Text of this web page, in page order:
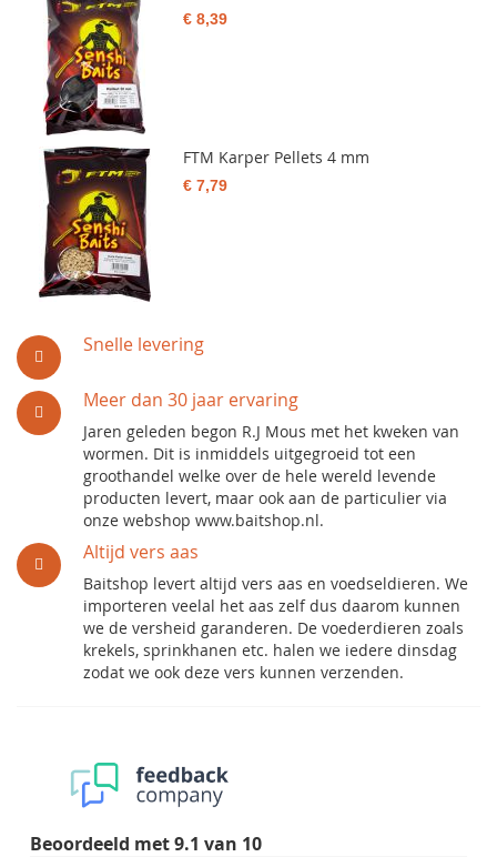
Snelle levering
Meer dan 30 jaar ervaring
Jaren geleden begon R.J Mous met het kweken van
wormen. Dit is inmiddels uitgegroeid tot een
groothandel welke over de hele wereld levende
producten levert, maar ook aan de particulier via
onze webshop www.baitshop.nl.
Altijd vers aas
Baitshop levert altijd vers aas en voedseldieren. We
importeren veelal het aas zelf dus daarom kunnen
we de versheid garanderen. De voederdieren zoals
krekels, sprinkhanen etc. halen we iedere dinsdag
zodat we ook deze vers kunnen verzenden.
Beoordeeld met9.1 van 10
€ 8,39
FTM Karper Pellets 4 mm
€ 7,79